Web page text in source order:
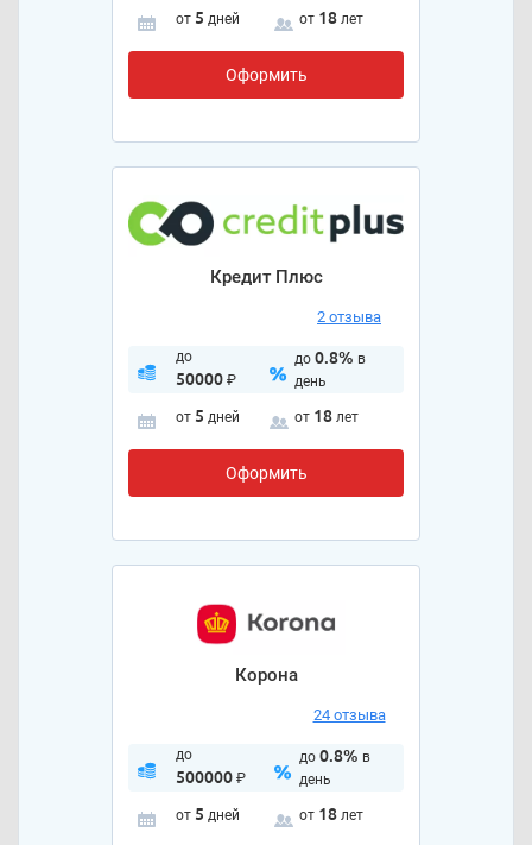
от 5 дней от 18 лет
Оформить
Кредит Плюс
2 отзыва
до
50000₽
до 0.8% в
день
от 5 дней от 18 лет
Оформить
Корона
24 отзыва
до
500000₽
до 0.8% в
день
от 5 дней от 18 лет